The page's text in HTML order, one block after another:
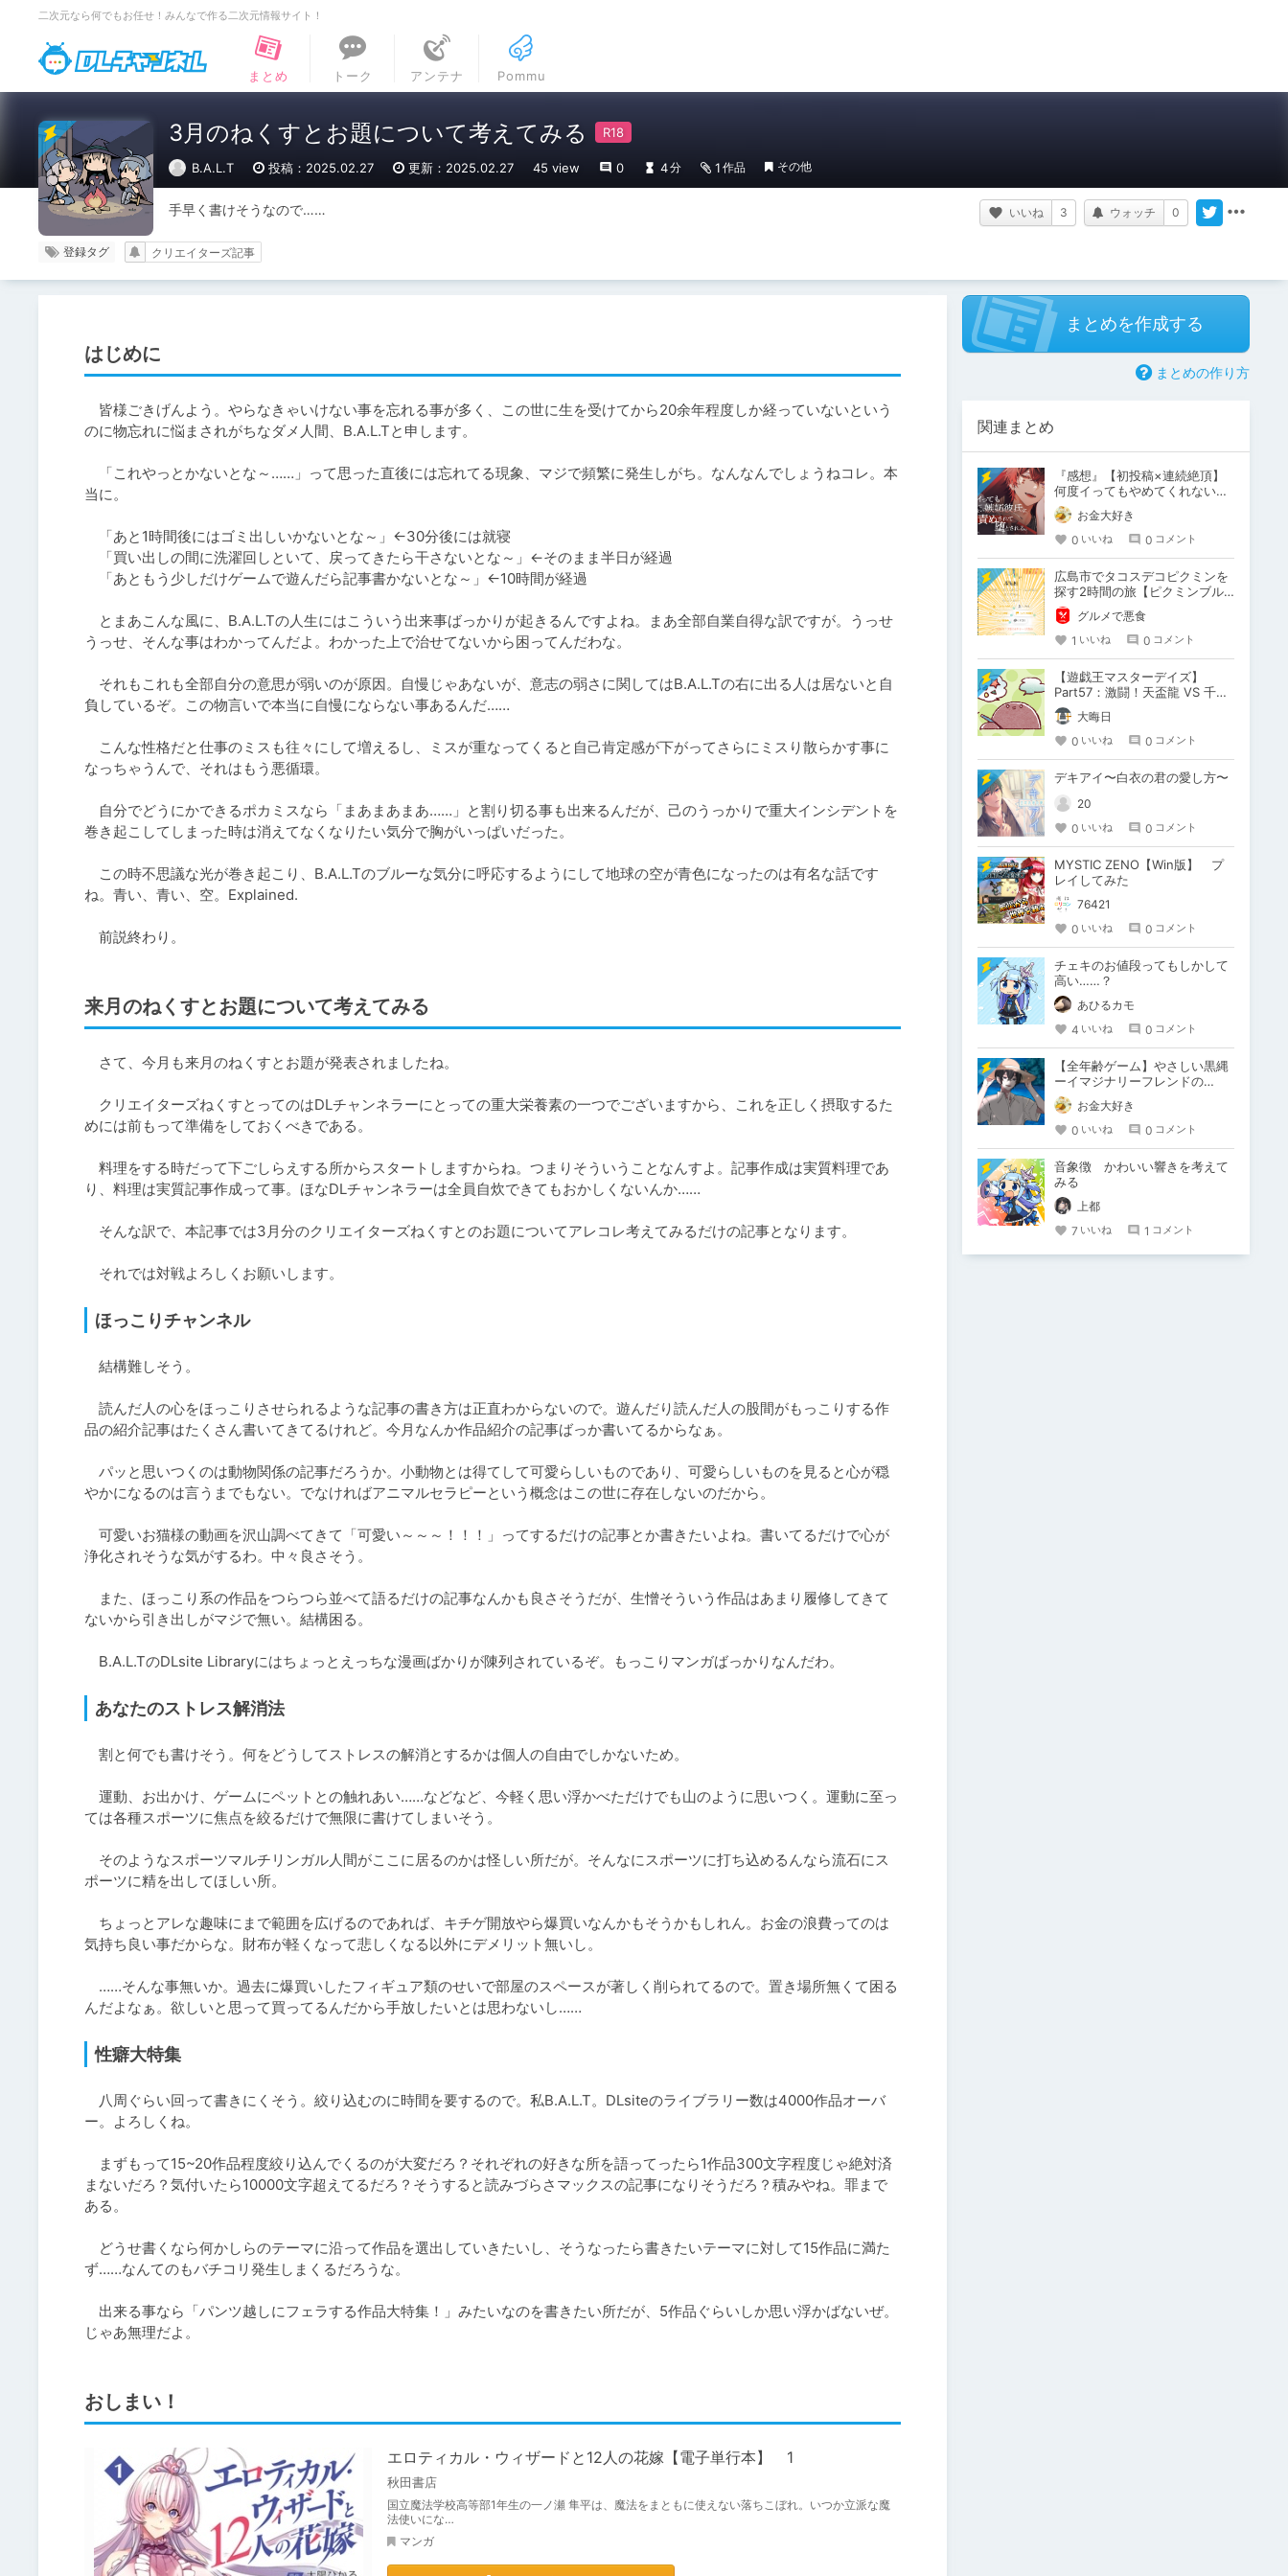
二次元なら何でもお任せ！みんなで作る二次元情報サイト！
DLチャンネル
まとめ
トーク アンテナ Pommu
3月のねくすとお題について考えてみる
B.A.L.T 投稿：2025.02.27 更新：2025.02.27 45 view 0 4分 1 作品 その他
手早く書けそうなので…… いいね 3 ウォッチ 0
登録タグ クリエイターズ記事
はじめに
皆様ごきげんよう。やらなきゃいけない事を忘れる事が多く、この世に生を受けてから20余年程度しか経っていないという
のに物忘れに悩まされがちなダメ人間、B.A.L.Tと申します。
「これやっとかないとな～……」って思った直後には忘れてる現象、マジで頻繁に発生しがち。なんなんでしょうねコレ。本
当に。
「あと1時間後にはゴミ出しいかないとな～」←30分後には就寝
「買い出しの間に洗濯回しといて、戻ってきたら干さないとな～」←そのまま半日が経過
「あともう少しだけゲームで遊んだら記事書かないとな～」←10時間が経過
とまあこんな風に、B.A.L.Tの人生にはこういう出来事ばっかりが起きるんですよね。まあ全部自業自得な訳ですが。うっせ
うっせ、そんな事はわかってんだよ。わかった上で治せてないから困ってんだわな。
それもこれも全部自分の意思が弱いのが原因。自慢じゃあないが、意志の弱さに関してはB.A.L.Tの右に出る人は居ないと自
負しているぞ。この物言いで本当に自慢にならない事あるんだ……
こんな性格だと仕事のミスも往々にして増えるし、ミスが重なってくると自己肯定感が下がってさらにミスり散らかす事に
なっちゃうんで、それはもう悪循環。
自分でどうにかできるポカミスなら「まあまあまあ……」と割り切る事も出来るんだが、己のうっかりで重大インシデントを
巻き起こしてしまった時は消えてなくなりたい気分で胸がいっぱいだった。
この時不思議な光が巻き起こり、B.A.L.Tのブルーな気分に呼応するようにして地球の空が青色になったのは有名な話です
ね。青い、青い、空。Explained.
前説終わり。
来月のねくすとお題について考えてみる
さて、今月も来月のねくすとお題が発表されましたね。
クリエイターズねくすとってのはDLチャンネラーにとっての重大栄養素の一つでございますから、これを正しく摂取するた
めには前もって準備をしておくべきである。
料理をする時だって下ごしらえする所からスタートしますからね。つまりそういうことなんすよ。記事作成は実質料理であ
り、料理は実質記事作成って事。ほなDLチャンネラーは全員自炊できてもおかしくないんか……
そんな訳で、本記事では3月分のクリエイターズねくすとのお題についてアレコレ考えてみるだけの記事となります。
それでは対戦よろしくお願いします。
ほっこりチャンネル
結構難しそう。
読んだ人の心をほっこりさせられるような記事の書き方は正直わからないので。遊んだり読んだ人の股間がもっこりする作
品の紹介記事はたくさん書いてきてるけれど。今月なんか作品紹介の記事ばっか書いてるからなぁ。
パッと思いつくのは動物関係の記事だろうか。小動物とは得てして可愛らしいものであり、可愛らしいものを見ると心が穏
やかになるのは言うまでもない。でなければアニマルセラピーという概念はこの世に存在しないのだから。
可愛いお猫様の動画を沢山調べてきて「可愛い～～～！！！」ってするだけの記事とか書きたいよね。書いてるだけで心が
浄化されそうな気がするわ。中々良さそう。
また、ほっこり系の作品をつらつら並べて語るだけの記事なんかも良さそうだが、生憎そういう作品はあまり履修してきて
ないから引き出しがマジで無い。結構困る。
B.A.L.TのDLsite Libraryにはちょっとえっちな漫画ばかりが陳列されているぞ。もっこりマンガばっかりなんだわ。
あなたのストレス解消法
割と何でも書けそう。何をどうしてストレスの解消とするかは個人の自由でしかないため。
運動、お出かけ、ゲームにペットとの触れあい……などなど、今軽く思い浮かべただけでも山のように思いつく。運動に至っ
ては各種スポーツに焦点を絞るだけで無限に書けてしまいそう。
そのようなスポーツマルチリンガル人間がここに居るのかは怪しい所だが。そんなにスポーツに打ち込めるんなら流石にス
ポーツに精を出してほしい所。
ちょっとアレな趣味にまで範囲を広げるのであれば、キチゲ開放やら爆買いなんかもそうかもしれん。お金の浪費ってのは
気持ち良い事だからな。財布が軽くなって悲しくなる以外にデメリット無いし。
……そんな事無いか。過去に爆買いしたフィギュア類のせいで部屋のスペースが著しく削られてるので。置き場所無くて困る
んだよなぁ。欲しいと思って買ってるんだから手放したいとは思わないし……
性癖大特集
八周ぐらい回って書きにくそう。絞り込むのに時間を要するので。私B.A.L.T。DLsiteのライブラリー数は4000作品オーバ
ー。よろしくね。
まずもって15~20作品程度絞り込んでくるのが大変だろ？それぞれの好きな所を語ってったら1作品300文字程度じゃ絶対済
まないだろ？気付いたら10000文字超えてるだろ？そうすると読みづらさマックスの記事になりそうだろ？積みやね。罪まで
ある。
どうせ書くなら何かしらのテーマに沿って作品を選出していきたいし、そうなったら書きたいテーマに対して15作品に満た
ず……なんてのもバチコリ発生しまくるだろうな。
出来る事なら「パンツ越しにフェラする作品大特集！」みたいなのを書きたい所だが、5作品ぐらいしか思い浮かばないぜ。
じゃあ無理だよ。
おしまい！
エロティカル・ウィザードと12人の花嫁【電子単行本】 1
秋田書店
国立魔法学校高等部1年生の一ノ瀬 隼平は、魔法をまともに使えない落ちこぼれ。いつか立派な魔
法使いにな…
マンガ
まとめを作成する
まとめの作り方
関連まとめ
『感想』【初投稿×連続絶頂】
何度イってもやめてくれない嫉
妬彼氏に激責めされて堕とされ
る。お金大好き
0 いいね 0 コメント
広島市でタコスデコピクミンを
探す2時間の旅【ピクミンブル
ーム / Pikmin Bloom】
グルメで悪食
1 いいね 0 コメント
【遊戯王マスターデイズ】
Part57：激闘！天盃龍 VS 千年
D【架空デュエル】
大晦日
0 いいね 0 コメント
デキアイ〜白衣の君の愛し方〜
20
0 いいね 0 コメント
MYSTIC ZENO【Win版】 プ
レイしてみた
76421
0 いいね 0 コメント
チェキのお値段ってもしかして
高い……？
あひるカモ
4 いいね 0 コメント
【全年齢ゲーム】やさしい黒縄
ーイマジナリーフレンドの
「彼」と過ごすおぼんやすみー
お金大好き
0 いいね 0 コメント
音象徴 かわいい響きを考えて
みる
上都
7 いいね 1 コメント